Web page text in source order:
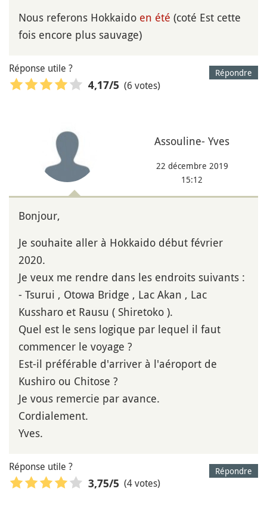
Nous referons Hokkaido en été (coté Est cette
fois encore plus sauvage)
Répondre
Réponse utile ?
4,17/5 (6 votes)
Assouline- Yves
22 décembre 2019
15:12
Bonjour,
Je souhaite aller à Hokkaido début février
2020.
Je veux me rendre dans les endroits suivants :
- Tsurui , Otowa Bridge , Lac Akan , Lac
Kussharo et Rausu ( Shiretoko ).
Quel est le sens logique par lequel il faut
commencer le voyage ?
Est-il préférable d'arriver à l'aéroport de
Kushiro ou Chitose ?
Je vous remercie par avance.
Cordialement.
Yves.
Répondre
Réponse utile ?
3,75/5 (4 votes)